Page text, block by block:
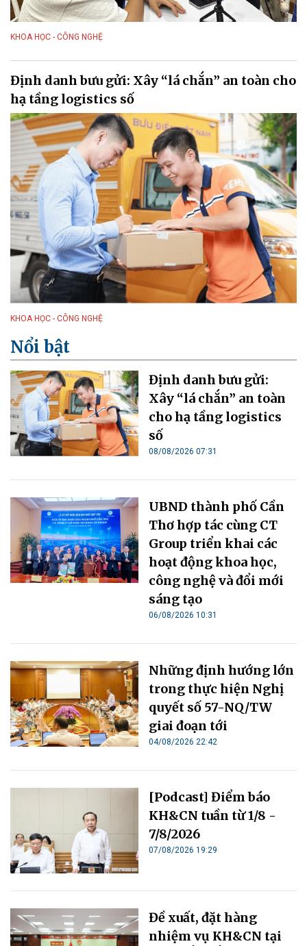
KHOA HỌC - CÔNG NGHỆ
Định danh bưu gửi: Xây “lá chắn” an toàn cho
hạ tầng logistics số
KHOA HỌC - CÔNG NGHỆ
Nổi bật
Định danh bưu gửi:
Xây “lá chắn” an toàn
cho hạ tầng logistics
số
08/08/2026 07:31
UBND thành phố Cần
Thơ hợp tác cùng CT
Group triển khai các
hoạt động khoa học,
công nghệ và đổi mới
sáng tạo
06/08/2026 10:31
Những định hướng lớn
trong thực hiện Nghị
quyết số 57-NQ/TW
giai đoạn tới
04/08/2026 22:42
[Podcast] Điểm báo
KH&CN tuần từ 1/8 -
7/8/2026
07/08/2026 19:29
Đề xuất, đặt hàng
nhiệm vụ KH&CN tại